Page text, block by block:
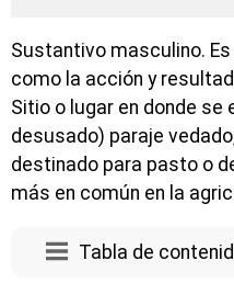
Sustantivo masculino.
como la acción y
Sitio o lugar en donde se
desusado) paraje
destinado para pasto o
más en común en la
Tabla de